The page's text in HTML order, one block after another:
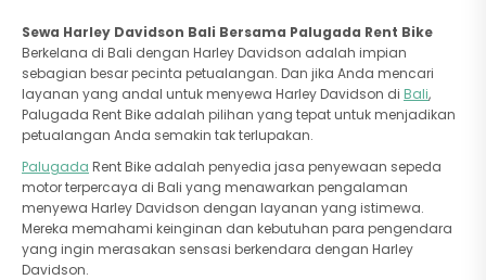
Sewa Harley Davidson Bali Bersama Palugada Rent Bike
Berkelana di Bali dengan Harley Davidson adalah impian
sebagian besar pecinta petualangan. Dan jika Anda mencari
layanan yang andal untuk menyewa Harley Davidson di Bali,
Palugada Rent Bike adalah pilihan yang tepat untuk menjadikan
petualangan Anda semakin tak terlupakan.
Palugada Rent Bike adalah penyedia jasa penyewaan sepeda
motor terpercaya di Bali yang menawarkan pengalaman
menyewa Harley Davidson dengan layanan yang istimewa.
Mereka memahami keinginan dan kebutuhan para pengendara
yang ingin merasakan sensasi berkendara dengan Harley
Davidson.